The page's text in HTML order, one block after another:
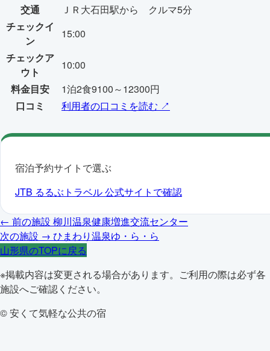
交通
ＪＲ大石田駅から クルマ5分
チェックイ
ン
15:00
チェックア
ウト
10:00
料金目安
1泊2食9100～12300円
口コミ
利用者の口コミを読む ↗
宿泊予約サイトで選ぶ
JTB るるぶトラベル公式サイトで確認
← 前の施設 柳川温泉健康増進交流センター
次の施設 → ひまわり温泉ゆ・ら・ら
山形県のTOPに戻る
※掲載内容は変更される場合があります。ご利用の際は必ず各
施設へご確認ください。
© 安くて気軽な公共の宿